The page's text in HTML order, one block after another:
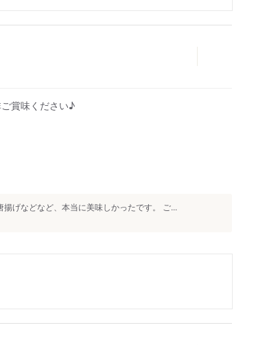
賞味ください♪
げなどなど、本当に美味しかったです。 ご...